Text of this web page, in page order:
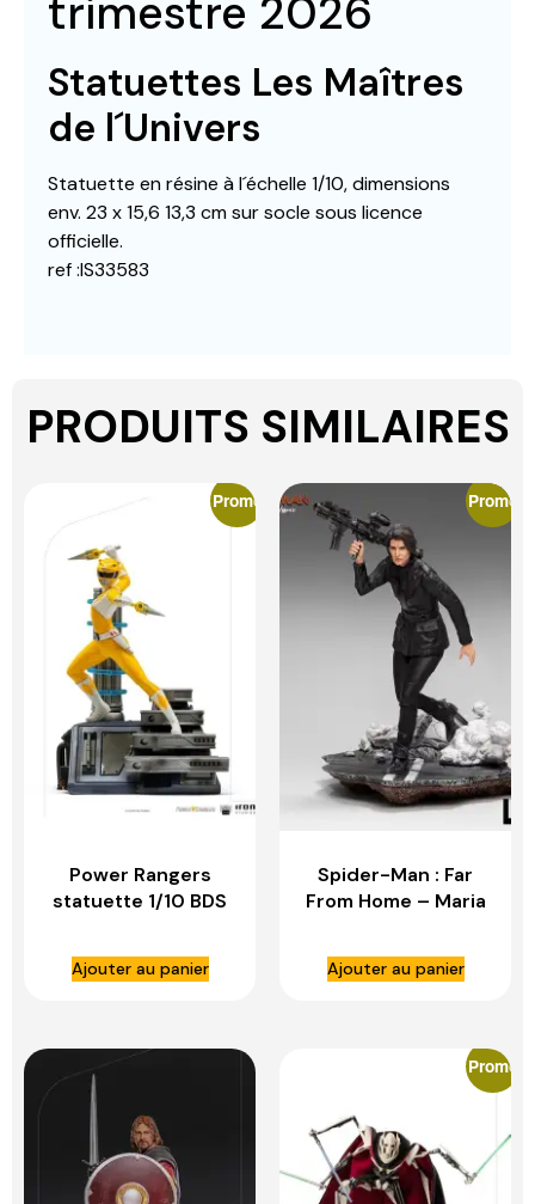
trimestre 2026
Statuettes Les Maîtres
de l´Univers
Statuette en résine à l´échelle 1/10, dimensions
env. 23 x 15,6 13,3 cm sur socle sous licence
officielle.
ref :IS33583
PRODUITS SIMILAIRES
Promo
Power Rangers
statuette 1/10 BDS
Ranger – IRON
STUDIOS
Ajouter au panier
Promo
Spider-Man : Far
From Home – Maria
Ajouter au panier
Promo